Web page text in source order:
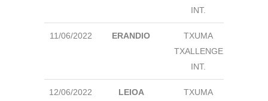
INT.
11/06/2022 ERANDIO
TXUMA
TXALLENGE
INT.
12/06/2022 LEIOA
TXUMA